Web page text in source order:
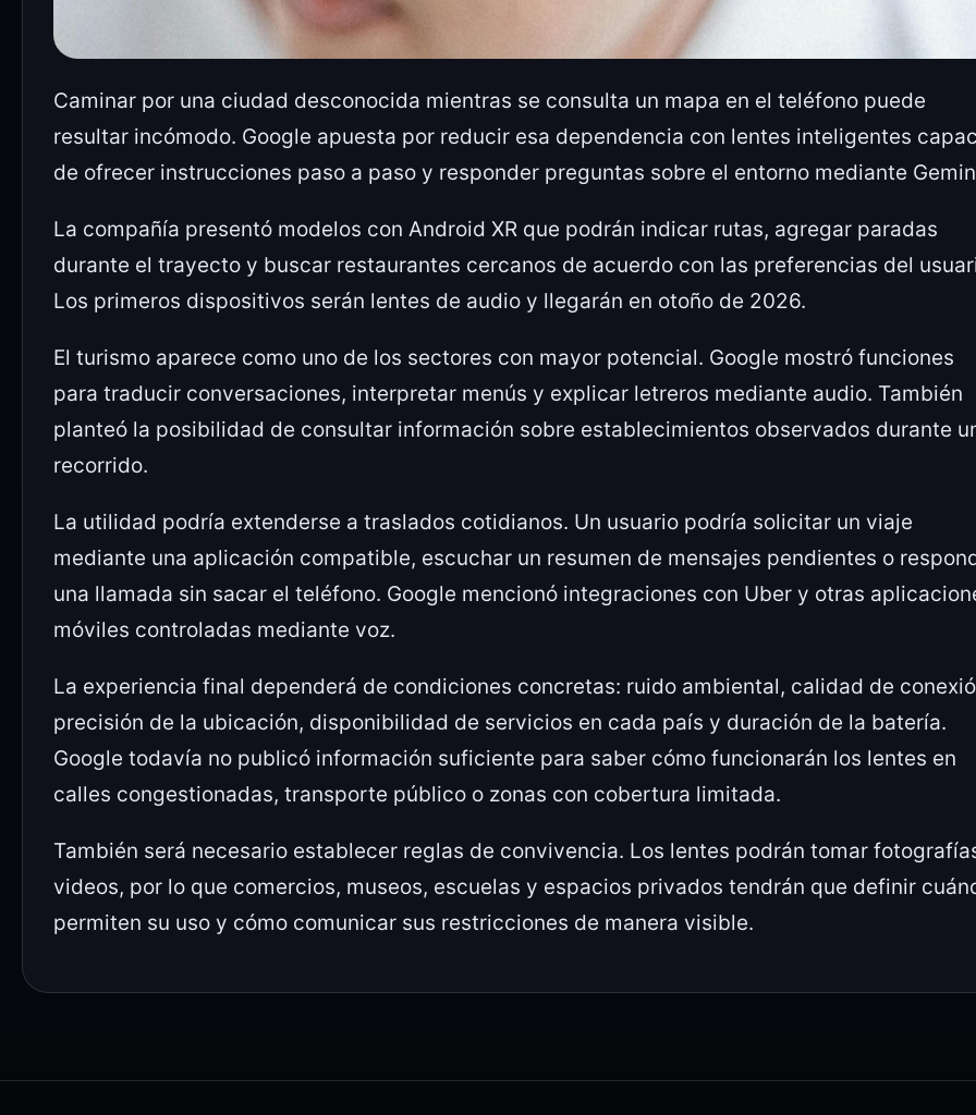
Caminar por una ciudad desconocida mientras se consulta un mapa en el teléfono puede
resultar incómodo. Google apuesta por reducir esa dependencia con lentes inteligentes
de ofrecer instrucciones paso a paso y responder preguntas sobre el entorno mediante
La compañía presentó modelos con Android XR que podrán indicar rutas, agregar paradas
durante el trayecto y buscar restaurantes cercanos de acuerdo con las preferencias del
Los primeros dispositivos serán lentes de audio y llegarán en otoño de 2026.
El turismo aparece como uno de los sectores con mayor potencial. Google mostró funciones
para traducir conversaciones, interpretar menús y explicar letreros mediante audio. También
planteó la posibilidad de consultar información sobre establecimientos observados durante
recorrido.
La utilidad podría extenderse a traslados cotidianos. Un usuario podría solicitar un viaje
mediante una aplicación compatible, escuchar un resumen de mensajes pendientes o
una llamada sin sacar el teléfono. Google mencionó integraciones con Uber y otras
móviles controladas mediante voz.
La experiencia final dependerá de condiciones concretas: ruido ambiental, calidad de
precisión de la ubicación, disponibilidad de servicios en cada país y duración de la batería.
Google todavía no publicó información suficiente para saber cómo funcionarán los lentes en
calles congestionadas, transporte público o zonas con cobertura limitada.
También será necesario establecer reglas de convivencia. Los lentes podrán tomar
videos, por lo que comercios, museos, escuelas y espacios privados tendrán que definir
permiten su uso y cómo comunicar sus restricciones de manera visible.